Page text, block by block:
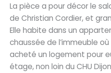
La pièce a pour décor le
de Christian Cordier, et
Elle habite dans un
chaussée de l’immeuble
acheté un logement pour
étage, non loin du CHU